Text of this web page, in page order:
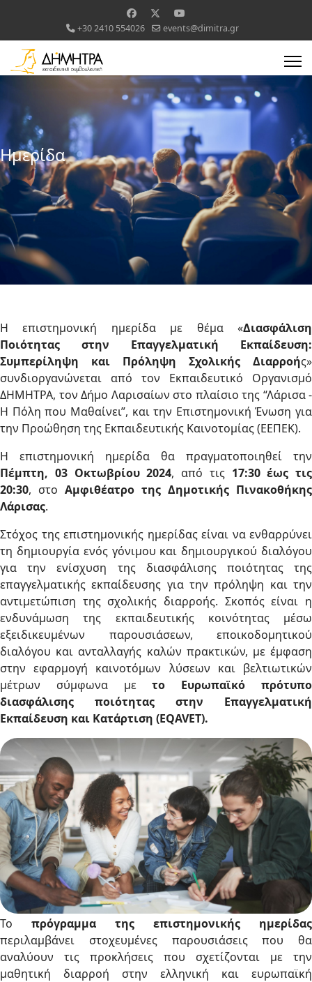
+30 2410 554026 events@dimitra.gr
Ημερίδα
Η επιστημονική ημερίδα με θέμα «Διασφάλιση
Ποιότητας στην Επαγγελματική Εκπαίδευση:
Συμπερίληψη και Πρόληψη Σχολικής Διαρροής»
συνδιοργανώνεται από τον Εκπαιδευτικό Οργανισμό
ΔΗΜΗΤΡΑ, τον Δήμο Λαρισαίων στο πλαίσιο της “Λάρισα -
Η Πόλη που Μαθαίνει”, και την Επιστημονική Ένωση για
την Προώθηση της Εκπαιδευτικής Καινοτομίας (ΕΕΠΕΚ).
Η επιστημονική ημερίδα θα πραγματοποιηθεί την
Πέμπτη, 03 Οκτωβρίου 2024, από τις 17:30 έως τις
20:30, στο Αμφιθέατρο της Δημοτικής Πινακοθήκης
Λάρισας.
Στόχος της επιστημονικής ημερίδας είναι να ενθαρρύνει
τη δημιουργία ενός γόνιμου και δημιουργικού διαλόγου
για την ενίσχυση της διασφάλισης ποιότητας της
επαγγελματικής εκπαίδευσης για την πρόληψη και την
αντιμετώπιση της σχολικής διαρροής. Σκοπός είναι η
ενδυνάμωση της εκπαιδευτικής κοινότητας μέσω
εξειδικευμένων παρουσιάσεων, εποικοδομητικού
διαλόγου και ανταλλαγής καλών πρακτικών, με έμφαση
στην εφαρμογή καινοτόμων λύσεων και βελτιωτικών
μέτρων σύμφωνα μετο Ευρωπαϊκό πρότυπο
διασφάλισης ποιότητας στην Επαγγελματική
Εκπαίδευση και Κατάρτιση (EQAVET).
Το πρόγραμμα της επιστημονικής ημερίδας
περιλαμβάνει στοχευμένες παρουσιάσεις που θα
αναλύουν τις προκλήσεις που σχετίζονται με την
μαθητική διαρροή στην ελληνική και ευρωπαϊκή